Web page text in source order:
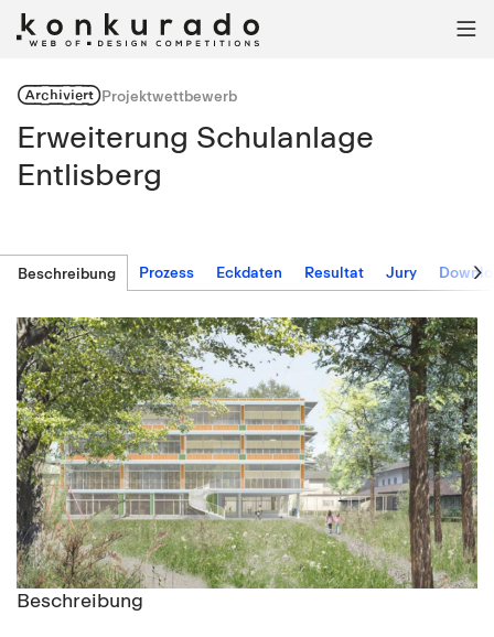

ArchiviertProjektwettbewerb
Erweiterung Schulanlage
Entlisberg
Beschreibung Prozess Eckdaten Resultat Jury 
Beschreibung